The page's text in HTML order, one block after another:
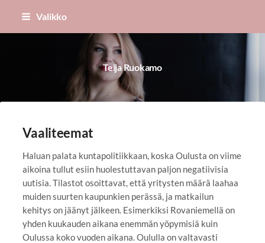
Siirry
Valikko
Teija Ruokamo
Vaaliteemat
Haluan palata kuntapolitiikkaan, koska Oulusta on viime
aikoina tullut esiin huolestuttavan paljon negatiivisia
uutisia. Tilastot osoittavat, että yritysten määrä laahaa
muiden suurten kaupunkien perässä, ja matkailun
kehitys on jäänyt jälkeen. Esimerkiksi Rovaniemellä on
yhden kuukauden aikana enemmän yöpymisiä kuin
Oulussa koko vuoden aikana. Oululla on valtavasti